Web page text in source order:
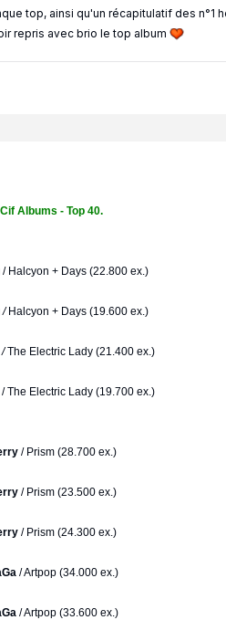
top, ainsi qu'un récapitulatif des n°1
repris avec brio le top album
Albums - Top 40.
/ Halcyon + Days (22.800 ex.)
/Halcyon + Days (19.600 ex.)
/The Electric Lady (21.400 ex.)
The Electric Lady (19.700 ex.)
/ Prism (28.700 ex.)
/ Prism (23.500 ex.)
/ Prism (24.300 ex.)
/ Artpop (34.000 ex.)
/ Artpop (33.600 ex.)